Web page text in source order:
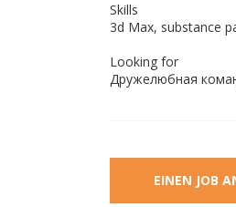
Skills
3d Max, substance
Looking for
Дружелюбная
EINEN JOB